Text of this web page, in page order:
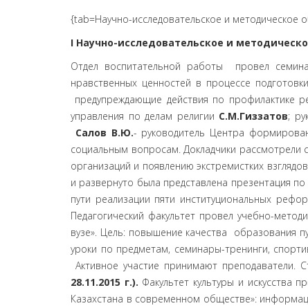
{tab=Научно-исследовательское и методическое
I Научно-исследовательское и
Отдел воспитательной работы провел
нравственных ценностей в процессе
предупреждающие действия по профилактике
управления по делам религии С.М.Гиззатов;
Салов В.Ю.- руководитель Центра
социальным вопросам. Докладчики
организаций и появлению экстремистких
и развернуто была представлена презентация
пути реализации пяти институциональных
Педагогический факультет провел учебно-
вузе». Цель: повышение качества образования
уроки по предметам, семинары-тренинги,
Активное участие принимают преподаватели.
28.11.2015 г.). Факультет культуры и искусства
Казахстана в современном обществе»: